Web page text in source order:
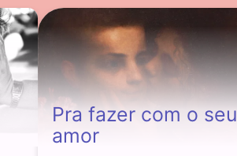
Pra fazer com o seu
amor